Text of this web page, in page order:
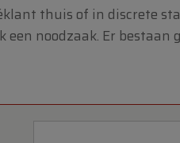
thuis of in discrete
noodzaak. Er bestaan